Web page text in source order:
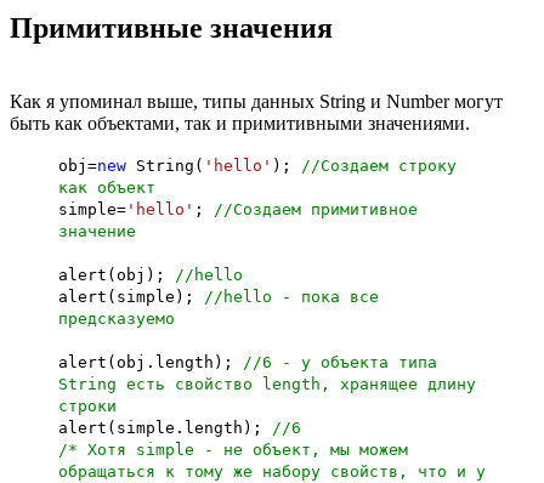
Примитивные значения
Как я упоминал выше, типы данных String и Number могут
быть как объектами, так и примитивными значениями.
obj=new String( 'hello' ); //Создаем строку
как объект
simple= 'hello' ; //Создаем примитивное
значение
alert(obj); //hello
alert(simple); //hello - пока все
предсказуемо
alert(obj.length); //6 - у объекта типа
String есть свойство length, хранящее длину
строки
alert(simple.length); //6
/* Хотя simple - не объект, мы можем
обращаться к тому же набору свойств, что и у